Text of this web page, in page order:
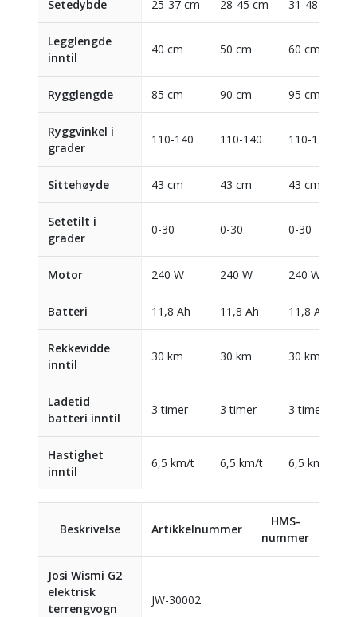
Setedybde 25-37 cm 28-45 cm 31-48 cm
Legglengde
inntil
40 cm 50 cm 60 cm
Rygglengde 85 cm 90 cm 95 cm
Ryggvinkel i
grader
110-140 110-140 110-140
Sittehøyde 43 cm 43 cm 43 cm
Setetilt i
grader
0-30 0-30 0-30
Motor 240 W 240 W 240 W
Batteri 11,8 Ah 11,8 Ah 11,8 Ah
Rekkevidde
inntil
30 km 30 km 30 km
Ladetid
batteri inntil
3 timer 3 timer 3 timer
Hastighet
inntil
6,5 km/t 6,5 km/t 6,5 km/t
Beskrivelse Artikkelnummer
HMS-
nummer
Josi Wismi G2
elektrisk
terrengvogn
JW-30002